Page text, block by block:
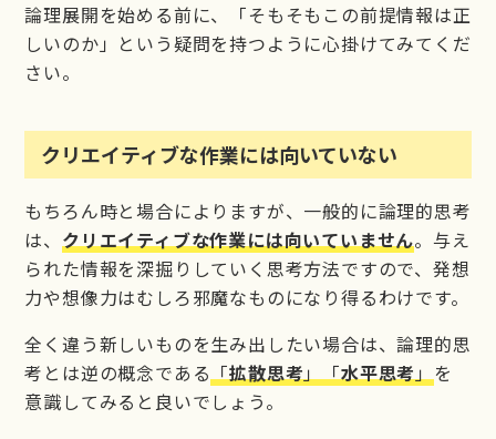
論理展開を始める前に、「そもそもこの前提情報は正
しいのか」という疑問を持つように心掛けてみてくだ
さい。
クリエイティブな作業には向いていない
もちろん時と場合によりますが、一般的に論理的思考
は、クリエイティブな作業には向いていません。与え
られた情報を深掘りしていく思考方法ですので、発想
力や想像力はむしろ邪魔なものになり得るわけです。
全く違う新しいものを生み出したい場合は、論理的思
考とは逆の概念である「拡散思考」「水平思考」を
意識してみると良いでしょう。